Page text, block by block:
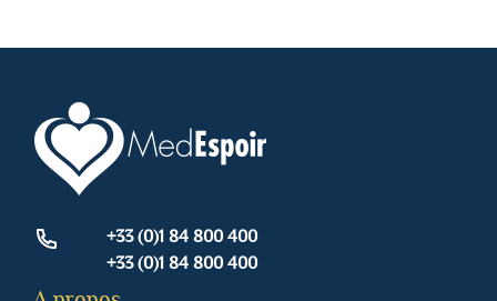
+33 (0)1 84 800 400
+33 (0)1 84 800 400